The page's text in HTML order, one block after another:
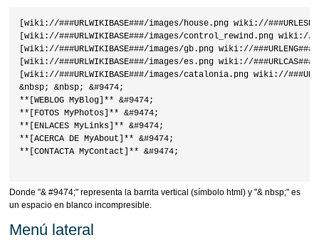
[wiki://###URLWIKIBASE###/images/house.png wiki://
[wiki://###URLWIKIBASE###/images/control_rewind.png wiki://
[wiki://###URLWIKIBASE###/images/gb.png wiki://
[wiki://###URLWIKIBASE###/images/es.png wiki://
[wiki://###URLWIKIBASE###/images/catalonia.png wiki://
&nbsp; &nbsp; &#9474;
**[WEBLOG MyBlog]** &#9474;
**[FOTOS MyPhotos]** &#9474;
**[ENLACES MyLinks]** &#9474;
**[ACERCA DE MyAbout]** &#9474;
**[CONTACTA MyContact]** &#9474;
Donde "& #9474;" representa la barrita vertical (símbolo html) y "& nbsp;" es
un espacio en blanco incompresible.
Menú lateral